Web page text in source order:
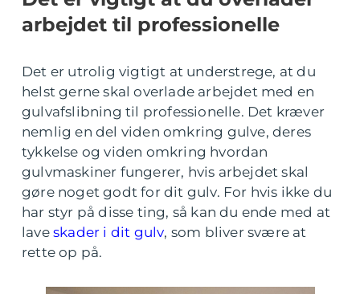
arbejdet til professionelle
Det er utrolig vigtigt at understrege, at du
helst gerne skal overlade arbejdet med en
gulvafslibning til professionelle. Det kræver
nemlig en del viden omkring gulve, deres
tykkelse og viden omkring hvordan
gulvmaskiner fungerer, hvis arbejdet skal
gøre noget godt for dit gulv. For hvis ikke du
har styr på disse ting, så kan du ende med at
lave skader i dit gulv, som bliver svære at
rette op på.